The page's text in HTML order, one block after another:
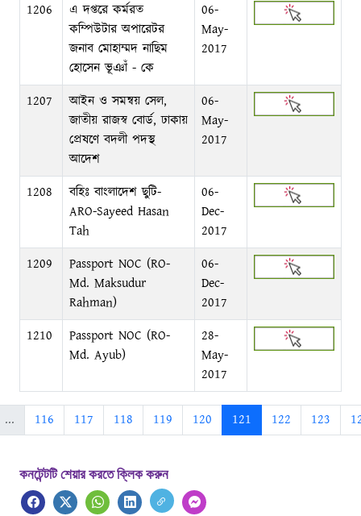
1206
এ দপ্তরে কর্মরত
কম্পিউটার অপারেটর
জনাব মোহাম্মদ নাছিম
হোসেন ভূঞাঁ - কে
06-
May-
2017
1207
আইন ও সমন্বয় সেল,
জাতীয় রাজস্ব বোর্ড, ঢাকায়
প্রেষণে বদলী পদস্থ
আদেশ
06-
May-
2017
1208
বহিঃ বাংলাদেশ ছুটি-
ARO-Sayeed Hasan
Tah
06-
Dec-
2017
1209
Passport NOC (RO-
Md. Maksudur
Rahman)
06-
Dec-
2017
1210
Passport NOC (RO-
Md. Ayub)
28-
May-
2017
... 116 117 118 119 120 121 122 123
কনটেন্টটি শেয়ার করতে ক্লিক করুন